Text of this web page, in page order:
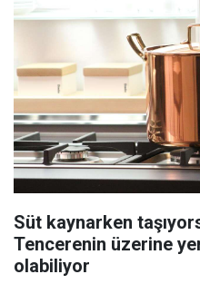
Süt kaynarken
Tencerenin üzerine
olabiliyor